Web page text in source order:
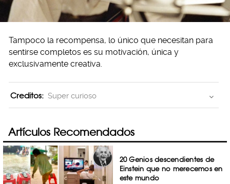
Tampoco la recompensa, lo único que necesitan para
sentirse completos es su motivación, única y
exclusivamente creativa.
Creditos: Super curioso
Artículos Recomendados
20 Genios descendientes de
Einstein que no merecemos en
este mundo